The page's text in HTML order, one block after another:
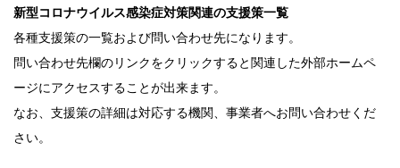
新型コロナウイルス感染症対策関連の支援策一覧
各種支援策の一覧および問い合わせ先になります。
問い合わせ先欄のリンクをクリックすると関連した外部ホームペ
ージにアクセスすることが出来ます。
なお、支援策の詳細は対応する機関、事業者へお問い合わせくだ
さい。